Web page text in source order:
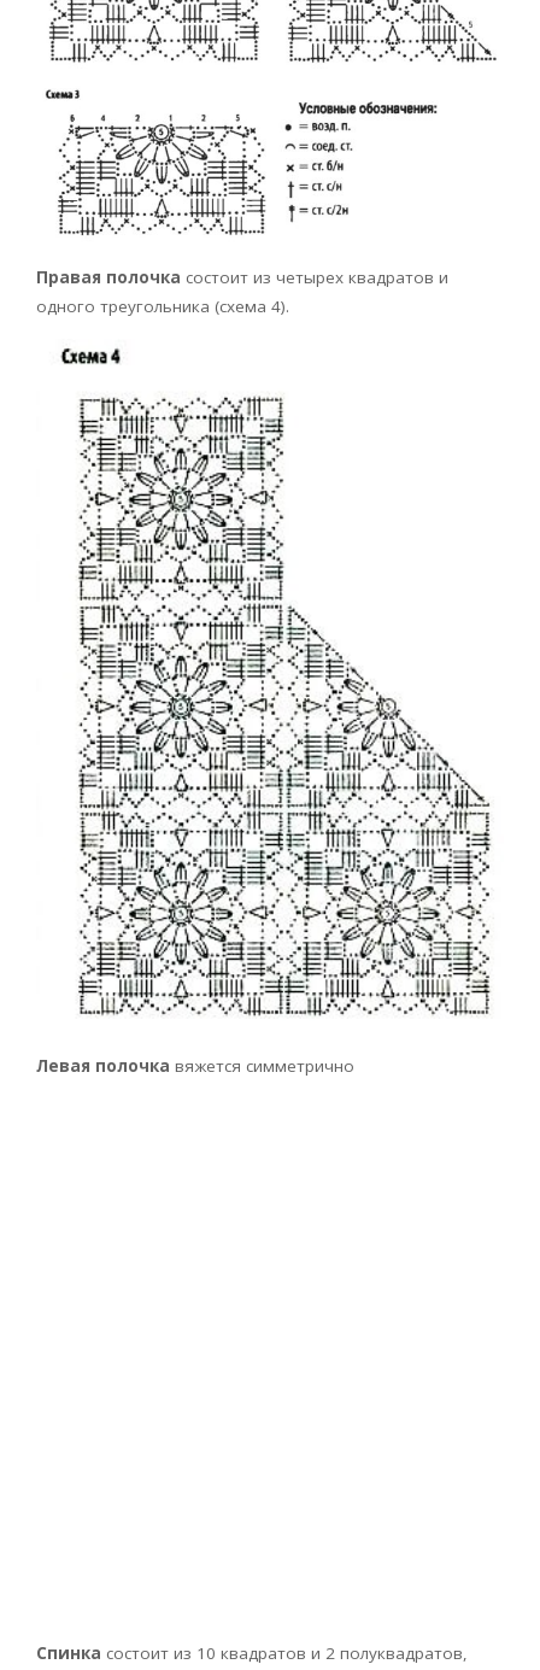
Правая полочка состоит из четырех квадратов и
одного треугольника (схема 4).
Левая полочка вяжется симметрично
Спинка состоит из 10 квадратов и 2 полуквадратов,